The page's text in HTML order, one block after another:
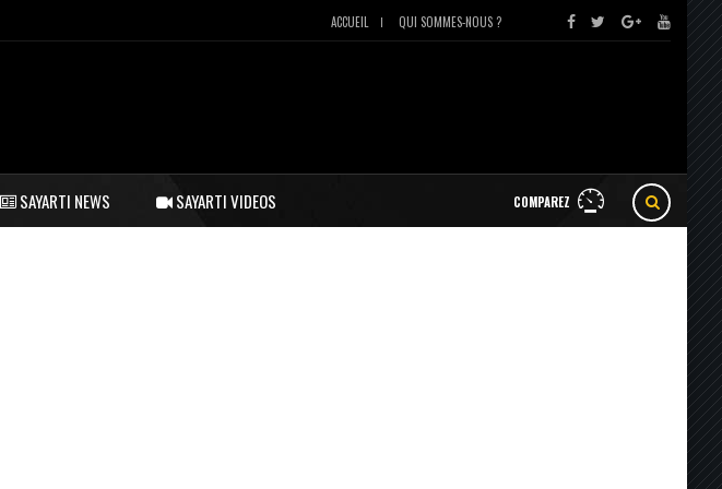
ACCUEIL QUI SOMMES-NOUS ?
COMPAREZ
SAYARTI NEWS SAYARTI VIDEOS